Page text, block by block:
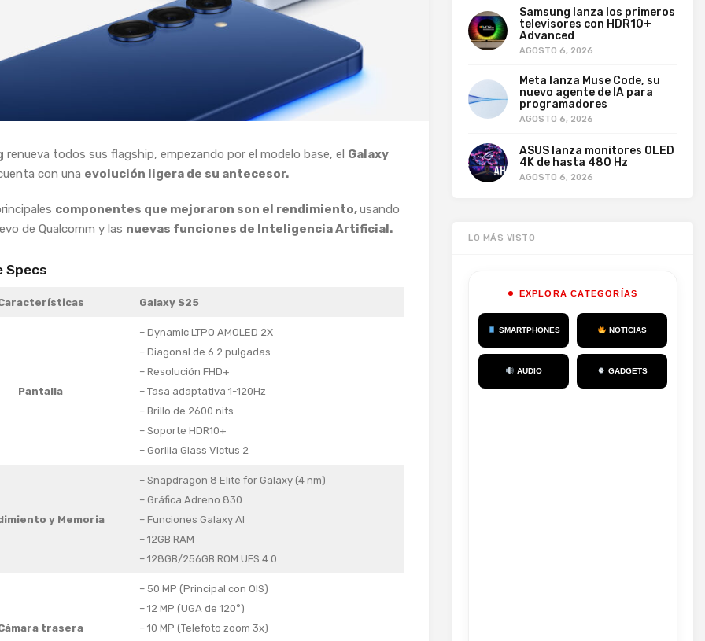
renueva todos sus flagship, empezando por el modelo base, el Galaxy
con una evolución ligera de su antecesor.
componentes que mejoraron son el rendimiento,usando
de Qualcomm y las nuevas funciones de Inteligencia Artificial.
Specs
Galaxy S25
Pantalla
– Dynamic LTPO AMOLED 2X
– Diagonal de 6.2 pulgadas
– Resolución FHD+
– Tasa adaptativa 1-120Hz
– Brillo de 2600 nits
– Soporte HDR10+
– Gorilla Glass Victus 2
y Memoria
– Snapdragon 8 Elite for Galaxy (4 nm)
– Gráfica Adreno 830
– Funciones Galaxy AI
– 12GB RAM
– 128GB/256GB ROM UFS 4.0
trasera
– 50 MP (Principal con OIS)
– 12 MP (UGA de 120°)
– 10 MP (Telefoto zoom 3x)
Samsung lanza los primeros
televisores con HDR10+
Advanced
AGOSTO 6, 2026
Meta lanza Muse Code, su
nuevo agente de IA para
programadores
AGOSTO 6, 2026
ASUS lanza monitores OLED
4K de hasta 480 Hz
AGOSTO 6, 2026
LO MÁS VISTO
EXPLORA CATEGORÍAS
SMARTPHONES NOTICIAS
AUDIO GADGETS